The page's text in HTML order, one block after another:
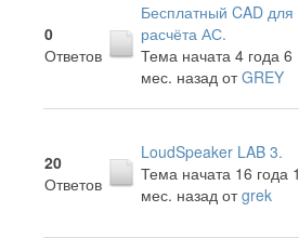
0
Ответов
Бесплатный CAD для
расчёта АС.
Тема начата 4 года 6
мес. назад отGREY
20
Ответов
LoudSpeaker LAB 3.
Тема начата 16 года 1
мес. назад отgrek